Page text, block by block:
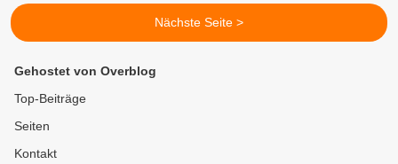
Nächste Seite >
Gehostet von Overblog
Top-Beiträge
Seiten
Kontakt